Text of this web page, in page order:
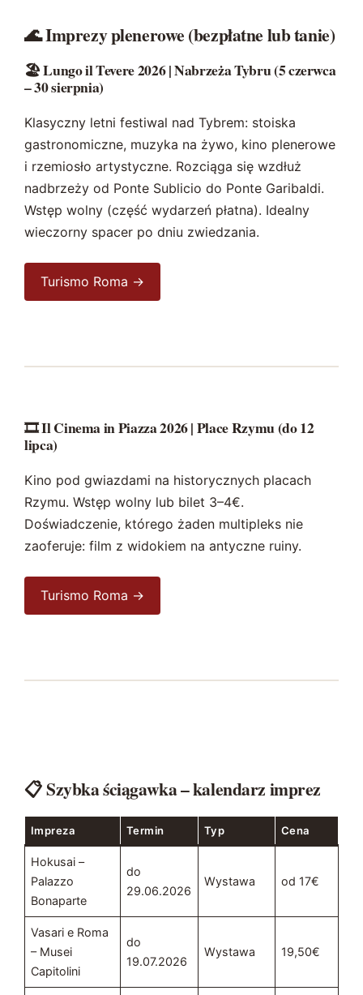
🌊 Imprezy plenerowe (bezpłatne lub tanie)
🏖️ Lungo il Tevere 2026 | Nabrzeża Tybru (5 czerwca
– 30 sierpnia)
Klasyczny letni festiwal nad Tybrem: stoiska
gastronomiczne, muzyka na żywo, kino plenerowe
i rzemiosło artystyczne. Rozciąga się wzdłuż
nadbrzeży od Ponte Sublicio do Ponte Garibaldi.
Wstęp wolny (część wydarzeń płatna). Idealny
wieczorny spacer po dniu zwiedzania.
Turismo Roma →
🎞️ Il Cinema in Piazza 2026 | Place Rzymu (do 12
lipca)
Kino pod gwiazdami na historycznych placach
Rzymu. Wstęp wolny lub bilet 3–4€.
Doświadczenie, którego żaden multipleks nie
zaoferuje: film z widokiem na antyczne ruiny.
Turismo Roma →
📋 Szybka ściągawka – kalendarz imprez
Impreza Termin Typ Cena
Hokusai –
Palazzo
Bonaparte
do
29.06.2026
Wystawa od 17€
Vasari e Roma
– Musei
Capitolini
do
19.07.2026
Wystawa 19,50€